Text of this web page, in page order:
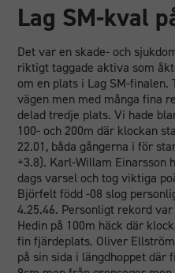
Lag SM-kval
Det var en skade- och
riktigt taggade aktiva som
om en plats i Lag SM-
vägen men med många fina
delad tredje plats. Vi hade
100- och 200m där klockan
22.01, båda gångerna i för
+3.8). Karl-Willam Einarsson
dags varsel och tog viktiga
Björfelt född -08 slog
4.25.46. Personligt rekord
Hedin på 100m häck där
fin fjärdeplats. Oliver
på sin sida i längdhoppet där